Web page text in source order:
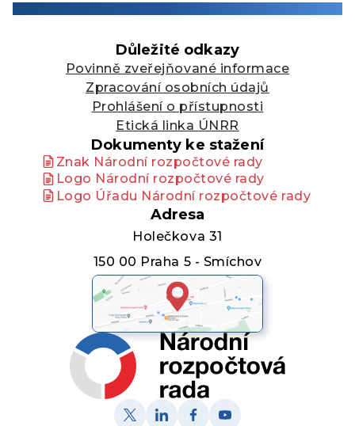
Důležité odkazy
Povinně zveřejňované informace
Zpracování osobních údajů
Prohlášení o přístupnosti
Etická linka ÚNRR
Dokumenty ke stažení
Znak Národní rozpočtové rady
Logo Národní rozpočtové rady
Logo Úřadu Národní rozpočtové rady
Adresa
Holečkova 31
150 00 Praha 5 - Smíchov